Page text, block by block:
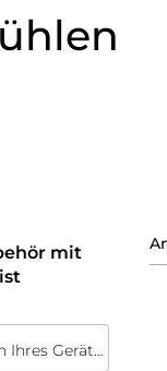
mit
Geben Sie den Modellnamen Ihres Geräts ein